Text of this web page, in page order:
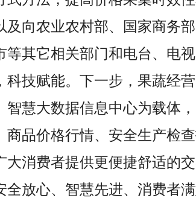
及向农业农村部、国家商务
等其它相关部门和电台、电
科技赋能。下一步，果蔬经
智慧大数据信息中心为载体
商品价格行情、安全生产检
大消费者提供更便捷舒适的
全放心、智慧先进、消费者满